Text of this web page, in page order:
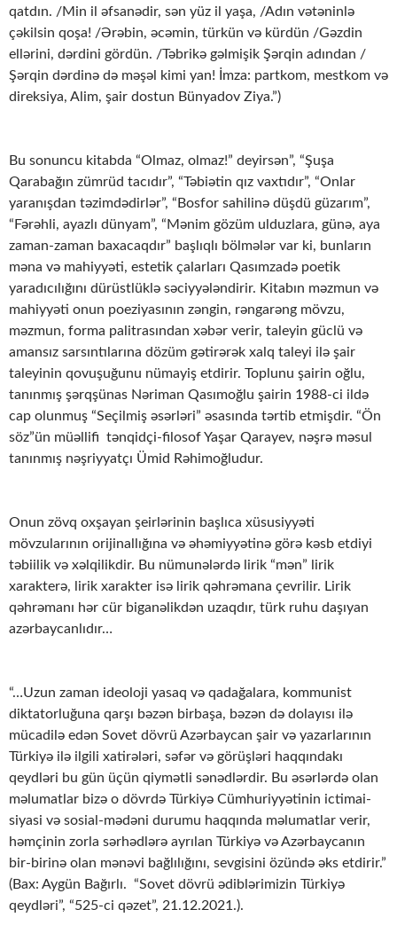
qatdın. /Min il əfsanədir, sən yüz il yaşa, /Adın vətəninlə
çəkilsin qoşa! /Ərəbin, əcəmin, türkün və kürdün /Gəzdin
ellərini, dərdini gördün. /Təbrikə gəlmişik Şərqin adından /
Şərqin dərdinə də məşəl kimi yan! İmza: partkom, mestkom və
direksiya, Alim, şair dostun Bünyadov Ziya.”)
Bu sonuncu kitabda “Olmaz, olmaz!” deyirsən”, “Şuşa
Qarabağın zümrüd tacıdır”, “Təbiətin qız vaxtıdır”, “Onlar
yaranışdan təzimdədirlər”, “Bosfor sahilinə düşdü güzarım”,
“Fərəhli, ayazlı dünyam”, “Mənim gözüm ulduzlara, günə, aya
zaman-zaman baxacaqdır” başlıqlı bölmələr var ki, bunların
məna və mahiyyəti, estetik çalarları Qasımzadə poetik
yaradıcılığını dürüstlüklə səciyyələndirir. Kitabın məzmun və
mahiyyəti onun poeziyasının zəngin, rəngarəng mövzu,
məzmun, forma palitrasından xəbər verir, taleyin güclü və
amansız sarsıntılarına dözüm gətirərək xalq taleyi ilə şair
taleyinin qovuşuğunu nümayiş etdirir. Toplunu şairin oğlu,
tanınmış şərqşünas Nəriman Qasımoğlu şairin 1988-ci ildə
cap olunmuş “Seçilmiş əsərləri” əsasında tərtib etmişdir. “Ön
söz”ün müəllifi tənqidçi-filosof Yaşar Qarayev, nəşrə məsul
tanınmış nəşriyyatçı Ümid Rəhimoğludur.
Onun zövq oxşayan şeirlərinin başlıca xüsusiyyəti
mövzularının orijinallığına və əhəmiyyətinə görə kəsb etdiyi
təbiilik və xəlqilikdir. Bu nümunələrdə lirik “mən” lirik
xarakterə, lirik xarakter isə lirik qəhrəmana çevrilir. Lirik
qəhrəmanı hər cür biganəlikdən uzaqdır, türk ruhu daşıyan
azərbaycanlıdır…
“…Uzun zaman ideoloji yasaq və qadağalara, kommunist
diktatorluğuna qarşı bəzən birbaşa, bəzən də dolayısı ilə
mücadilə edən Sovet dövrü Azərbaycan şair və yazarlarının
Türkiyə ilə ilgili xatirələri, səfər və görüşləri haqqındakı
qeydləri bu gün üçün qiymətli sənədlərdir. Bu əsərlərdə olan
məlumatlar bizə o dövrdə Türkiyə Cümhuriyyətinin ictimai-
siyasi və sosial-mədəni durumu haqqında məlumatlar verir,
həmçinin zorla sərhədlərə ayrılan Türkiyə və Azərbaycanın
bir-birinə olan mənəvi bağlılığını, sevgisini özündə əks etdirir.”
(Bax: Aygün Bağırlı. “Sovet dövrü ədiblərimizin Türkiyə
qeydləri”, “525-ci qəzet”, 21.12.2021.).